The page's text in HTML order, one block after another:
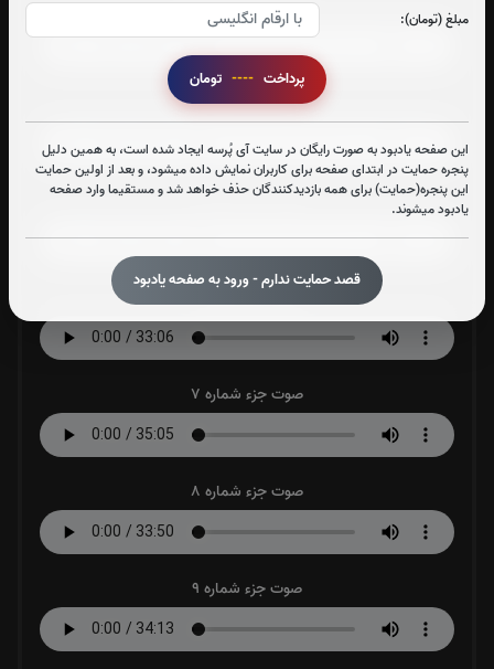
مبلغ (تومان):
پرداخت ----
این صفحه یادبود به صورت رایگان در سایت آی پُرسه ایجاد شده است، به همین دلیل
پنجره حمایت در ابتدای صفحه برای کاربران نمایش داده میشود، و بعد از اولین حمایت
این پنجره(حمایت) برای همه بازدیدکنندگان حذف خواهد شد و مستقیما وارد صفحه
یادبود میشوند.
قصد حمایت ندارم - ورود به صفحه یادبود
صوت جزء شماره 3
صوت جزء شماره 4
صوت جزء شماره 5
صوت جزء شماره 7
صوت جزء شماره 8
صوت جزء شماره 9